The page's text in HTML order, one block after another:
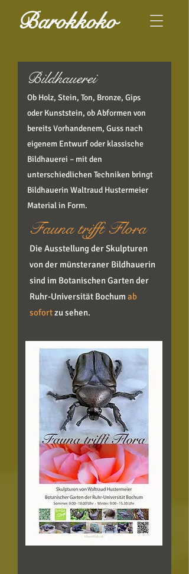
Barokkoko
Bildhauerei
Ob Holz, Stein, Ton, Bronze, Gips
oder Kunststein, ob Abformen von
bereits Vorhandenem, Guss nach
eigenem Entwurf oder klassische
Bildhauerei – mit den
unterschiedlichen Techniken bringt
Bildhauerin Waltraud Hustermeier
Material in Form.
Fauna trifft Flora
Die Ausstellung der Skulpturen
von der münsteraner Bildhauerin
sind im Botanischen Gartender
Ruhr-Universität Bochum ab
sofortzu sehen.